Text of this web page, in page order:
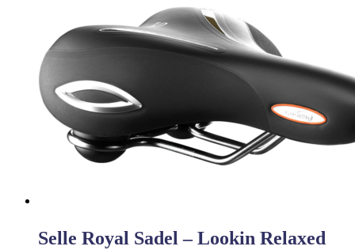
Selle Royal Sadel – Lookin Relaxed